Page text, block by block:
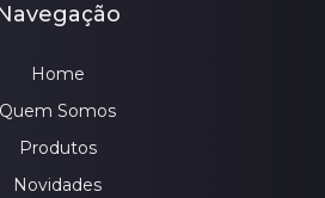
Home
Quem Somos
Produtos
Novidades